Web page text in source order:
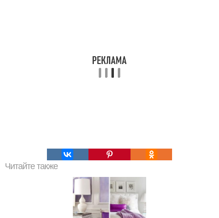
Читайте также